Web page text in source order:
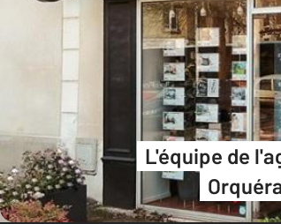
L'équipe de